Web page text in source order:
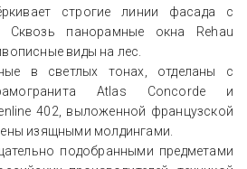
строгие линии фасада с
Сквозь панорамные окна Rehau
виды на лес.
в светлых тонах, отделаны с
Atlas Concorde и
402, выложенной французской
изящными молдингами.
подобранными предметами